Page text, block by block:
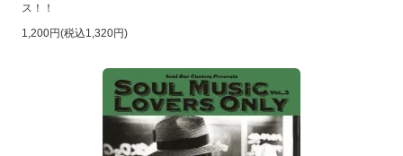
ス！！
1,200円(税込1,320円)